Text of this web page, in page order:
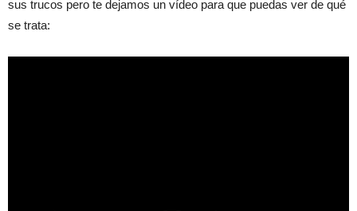
sus trucos pero te dejamos un vídeo para que puedas ver de qué
se trata: